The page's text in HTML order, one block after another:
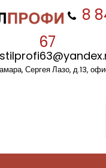
8
67
Сергея Лазо, д.13,